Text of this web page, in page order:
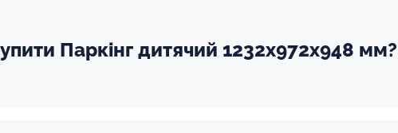
Паркінг дитячий 1232х972х948 мм?